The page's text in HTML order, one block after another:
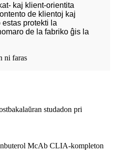
kaj klient-orientita
de klientoj kaj
protekti la
de la fabriko ĝis la
studadon pri
McAb CLIA-kompleton